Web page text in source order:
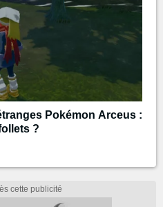
Pokémon Arceus :
?